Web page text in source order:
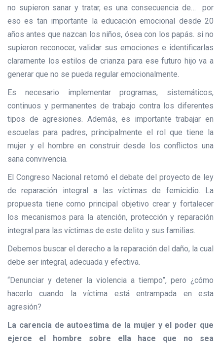
no supieron sanar y tratar, es una consecuencia de… por
eso es tan importante la educación emocional desde 20
años antes que nazcan los niños, ósea con los papás. si no
supieron reconocer, validar sus emociones e identificarlas
claramente los estilos de crianza para ese futuro hijo va a
generar que no se pueda regular emocionalmente.
Es necesario implementar programas, sistemáticos,
continuos y permanentes de trabajo contra los diferentes
tipos de agresiones. Además, es importante trabajar en
escuelas para padres, principalmente el rol que tiene la
mujer y el hombre en construir desde los conflictos una
sana convivencia.
El Congreso Nacional retomó el debate del proyecto de ley
de reparación integral a las víctimas de femicidio. La
propuesta tiene como principal objetivo crear y fortalecer
los mecanismos para la atención, protección y reparación
integral para las víctimas de este delito y sus familias.
Debemos buscar el derecho a la reparación del daño, la cual
debe ser integral, adecuada y efectiva.
“Denunciar y detener la violencia a tiempo”, pero ¿cómo
hacerlo cuando la víctima está entrampada en esta
agresión?
La carencia de autoestima de la mujer y el poder que
ejerce el hombre sobre ella hace que no sea